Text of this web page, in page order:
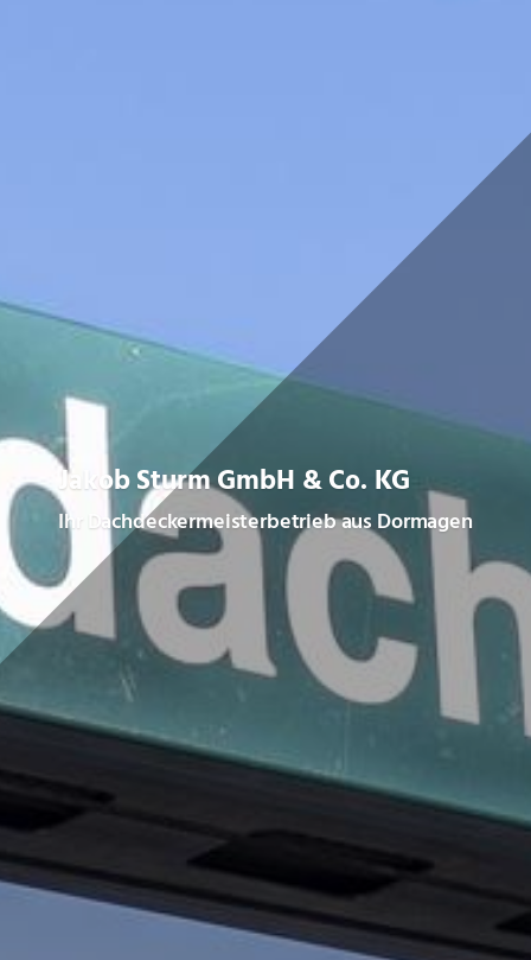
Jakob Sturm GmbH & Co. KG
Ihr Dachdeckermeisterbetrieb aus Dormagen